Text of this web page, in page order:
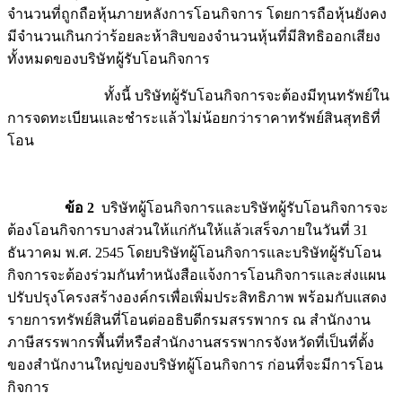
จำนวนที่ถูกถือหุ้นภายหลังการโอนกิจการ โดยการถือหุ้นยังคง
มีจำนวนเกินกว่าร้อยละห้าสิบของจำนวนหุ้นที่มีสิทธิออกเสียง
ทั้งหมดของบริษัทผู้รับโอนกิจการ
ทั้งนี้ บริษัทผู้รับโอนกิจการจะต้องมีทุนทรัพย์ใน
การจดทะเบียนและชำระแล้วไม่น้อยกว่าราคาทรัพย์สินสุทธิที่
โอน
ข้อ 2 บริษัทผู้โอนกิจการและบริษัทผู้รับโอนกิจการจะ
ต้องโอนกิจการบางส่วนให้แก่กันให้แล้วเสร็จภายในวันที่ 31
ธันวาคม พ.ศ. 2545 โดยบริษัทผู้โอนกิจการและบริษัทผู้รับโอน
กิจการจะต้องร่วมกันทำหนังสือแจ้งการโอนกิจการและส่งแผน
ปรับปรุงโครงสร้างองค์กรเพื่อเพิ่มประสิทธิภาพ พร้อมกับแสดง
รายการทรัพย์สินที่โอนต่ออธิบดีกรมสรรพากร ณ สำนักงาน
ภาษีสรรพากรพื้นที่หรือสำนักงานสรรพากรจังหวัดที่เป็นที่ตั้ง
ของสำนักงานใหญ่ของบริษัทผู้โอนกิจการ ก่อนที่จะมีการโอน
กิจการ